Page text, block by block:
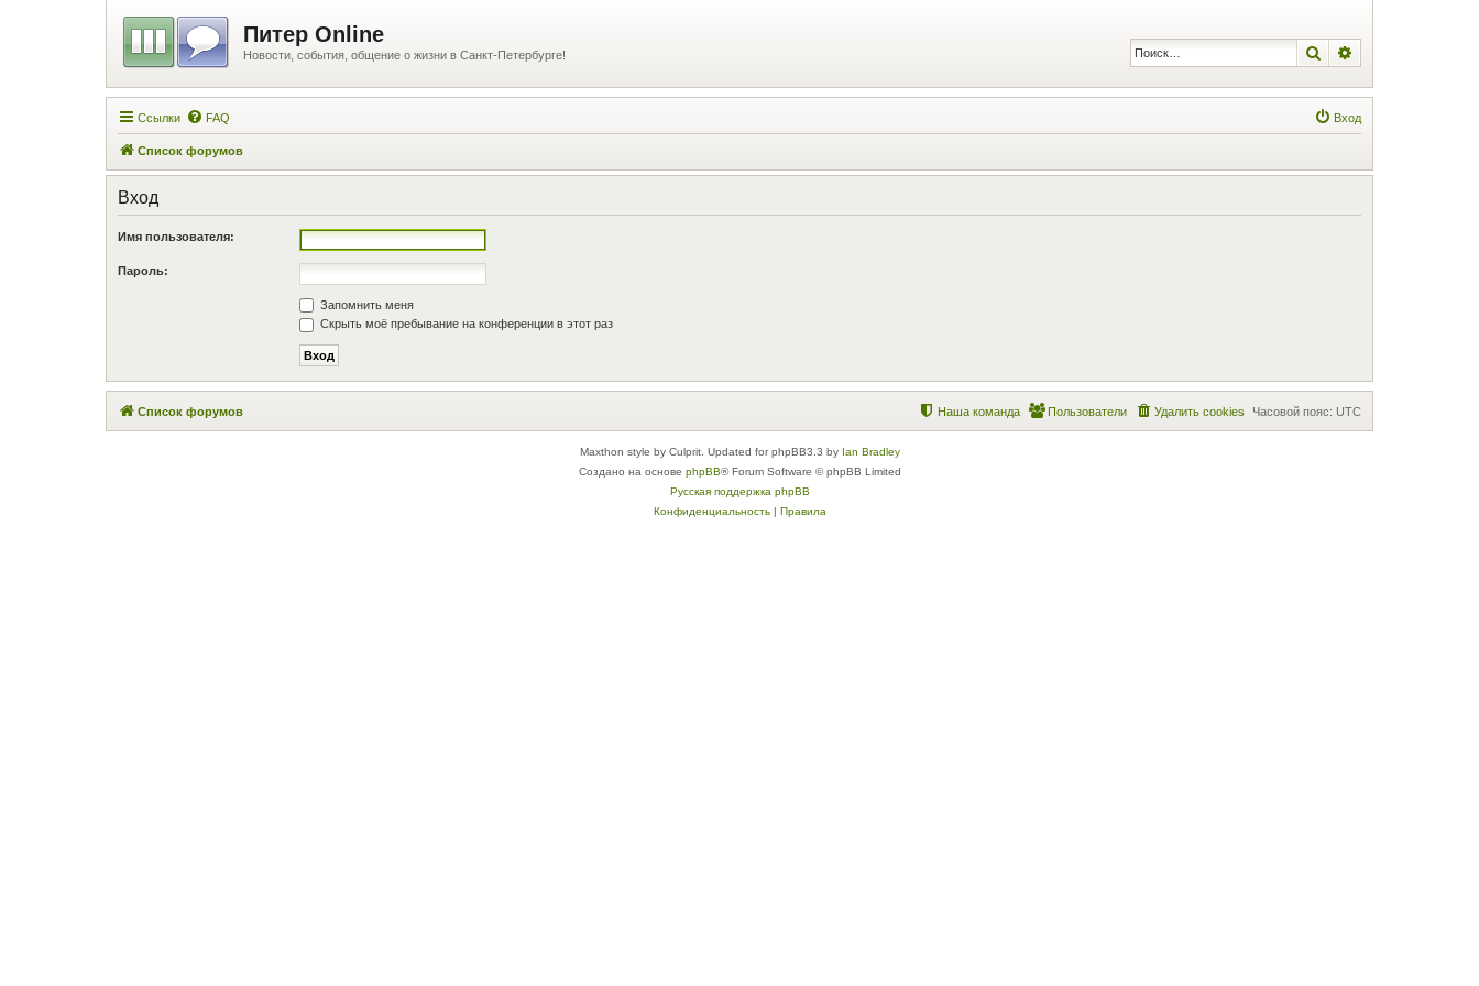
Питер Online
Новости, события, общение о жизни в Санкт-Петербурге! Поиск
Ссылки FAQ Вход
Список форумов
Вход
Имя пользователя:
Пароль:
Запомнить меня
Скрыть моё пребывание на конференции в этот раз
Список форумов Часовой пояс: UTC
Удалить cookies
Пользователи
Наша команда
Maxthon style by Culprit. Updated for phpBB3.3 by Ian Bradley
Создано на основе phpBB® Forum Software © phpBB Limited
Русская поддержка phpBB
Конфиденциальность| Правила